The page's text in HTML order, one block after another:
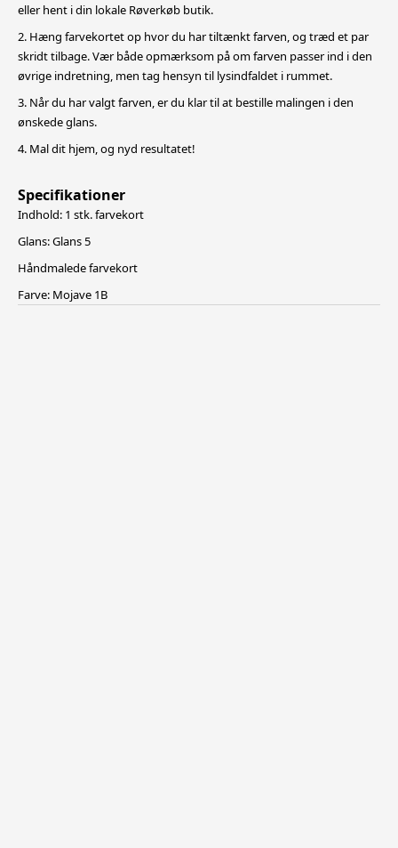
eller hent i din lokale Røverkøb butik.
2. Hæng farvekortet op hvor du har tiltænkt farven, og træd et par
skridt tilbage. Vær både opmærksom på om farven passer ind i den
øvrige indretning, men tag hensyn til lysindfaldet i rummet.
3. Når du har valgt farven, er du klar til at bestille malingen i den
ønskede glans.
4. Mal dit hjem, og nyd resultatet!
Specifikationer
Indhold: 1 stk. farvekort
Glans: Glans 5
Håndmalede farvekort
Farve: Mojave 1B